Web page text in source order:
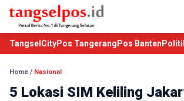
TangselCityPos Tangerang Pos Banten
Home / Nasional
5 Lokasi SIM Keliling